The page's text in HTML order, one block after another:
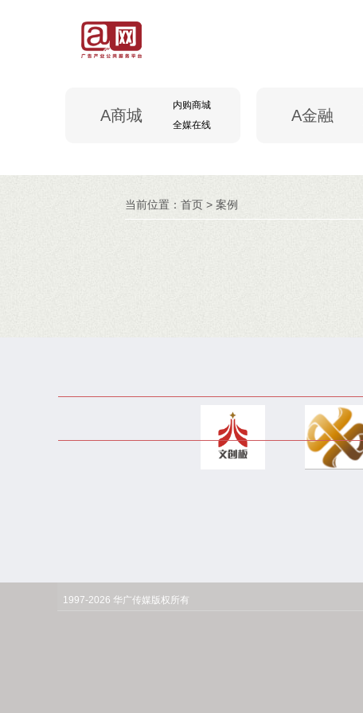
A商城
内购商城
全媒在线
A金融
当前位置： 首页 > 案例
1997-2026 华广传媒版权所有